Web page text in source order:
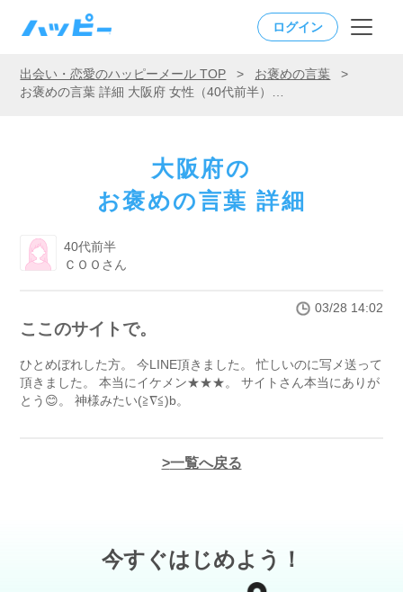
ログイン
出会い・恋愛のハッピーメール TOP > お褒めの言葉
>
大阪府の
お褒めの言葉 詳細
40代前半
ＣＯＯさん
03/28 14:02
ここのサイトで。
ひとめぼれした方。 今LINE頂きました。 忙しいのに写メ送って
頂きました。 本当にイケメン★★★。 サイトさん本当にありが
とう😊。 神様みたい(≧∇≦)b。
一覧へ戻る
今すぐはじめよう！